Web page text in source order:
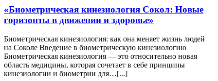
«Биометрическая кинезиология Сокол: Новые
горизонты в движении и здоровье»
Биометрическая кинезиология: как она меняет жизнь людей
на Соколе Введение в биометрическую кинезиологию
Биометрическая кинезиология — это относительно новая
область медицины, которая сочетает в себе принципы
кинезиологии и биометрии для…[...]